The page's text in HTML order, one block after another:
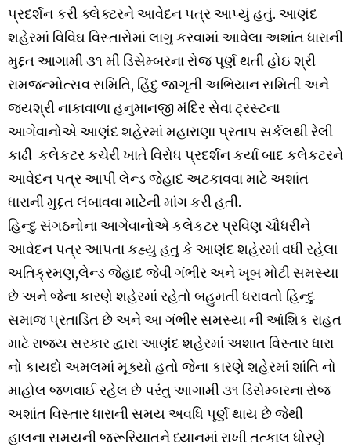
પ્રદર્શન કરી ક્લેક્ટરને આવેદન પત્ર આપ્યું હતું. આણંદ
શહેરમાં વિવિઘ વિસ્તારોમાં લાગુ કરવામાં આવેલા અશાંત ધારાની
મુદ્દત આગામી ૩૧ મી ડિસેમ્બરના રોજ પૂર્ણ થતી હોઇ શ્રી
રામજન્મોત્સવ સમિતિ, હિંદુ જાગૃતી અભિયાન સમિતી અને
જયશ્રી નાકાવાળા હનુમાનજી મંદિર સેવા ટ્રસ્ટના
આગેવાનોએ આણંદ શહેરમાં મહારાણા પ્રતાપ સર્કલથી રેલી
કાઢી કલેકટર કચેરી ખાતે વિરોધ પ્રદર્શન કર્યા બાદ કલેકટરને
આવેદન પત્ર આપી લેન્ડ જેહાદ અટકાવવા માટે અશાંત
ધારાની મુદ્દત લંબાવવા માટેની માંગ કરી હતી.
હિન્દુ સંગઠનોના આગેવાનોએ કલેકટર પ્રવિણ ચૌધરીને
આવેદન પત્ર આપતા કહ્યુ હતુ કે આણંદ શહેરમાં વધી રહેલા
અતિક્રમણ,લેન્ડ જેહાદ જેવી ગંભીર અને ખૂબ મોટી સમસ્યા
છે અને જેના કારણે શહેરમાં રહેતો બહુમતી ધરાવતો હિન્દુ
સમાજ પ્રતાડિત છે અને આ ગંભીર સમસ્યા ની આંશિક રાહત
માટે રાજ્ય સરકાર દ્વારા આણંદ શહેરમાં અશાત વિસ્તાર ધારા
નો કાયદો અમલમાં મૂક્યો હતો જેના કારણે શહેરમાં શાંતિ નો
માહોલ જળવાઈ રહેલ છે પરંતુ આગામી ૩૧ ડિસેમ્બરના રોજ
અશાંત વિસ્તાર ધારાની સમય અવધિ પૂર્ણ થાય છે જેથી
હાલના સમયની જરૂરિયાતને ધ્યાનમાં રાખી તત્કાલ ધોરણે